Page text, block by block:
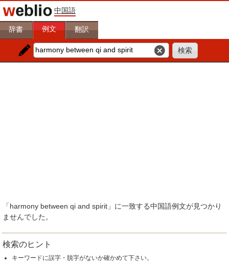
中国語
辞書 例文 翻訳
「harmony between qi and spirit」に一致する中国語例文が見つかり
ませんでした。
検索のヒント
キーワードに誤字・脱字がないか確かめて下さい。